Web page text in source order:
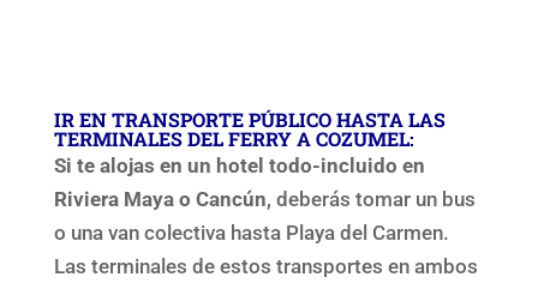
IR EN TRANSPORTE PÚBLICO HASTA LAS
TERMINALES DEL FERRY A COZUMEL:
Si te alojas en un hotel todo-incluido en
Riviera Maya o Cancún, deberás tomar un bus
o una van colectiva hasta Playa del Carmen.
Las terminales de estos transportes en ambos